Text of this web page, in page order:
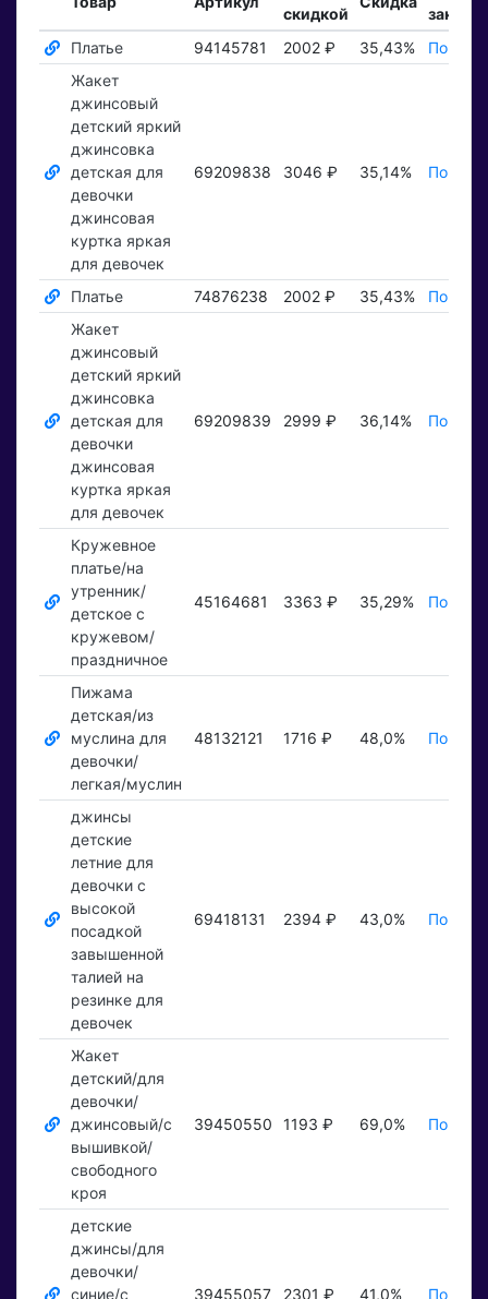
скидкой
заказы
Платье
94145781 2002 ₽ 35,43%
Жакет
джинсовый
детский яркий
джинсовка
детская для
девочки
джинсовая
куртка яркая
для девочек
69209838 3046 ₽ 35,14%
Платье 74876238 2002 ₽ 35,43%
Жакет
джинсовый
детский яркий
джинсовка
детская для
девочки
джинсовая
куртка яркая
для девочек
69209839 2999 ₽ 36,14%
Кружевное
платье/на
утренник/
детское с
кружевом/
праздничное
45164681 3363 ₽ 35,29%
Пижама
детская/из
муслина для
девочки/
легкая/муслин
48132121 1716 ₽ 48,0%
джинсы
детские
летние для
девочки с
высокой
посадкой
завышенной
талией на
резинке для
девочек
69418131 2394 ₽ 43,0%
Жакет
детский/для
девочки/
джинсовый/с
вышивкой/
свободного
кроя
39450550 1193 ₽ 69,0%
детские
джинсы/для
девочки/
синие/с
39455057 2301 ₽ 41,0%